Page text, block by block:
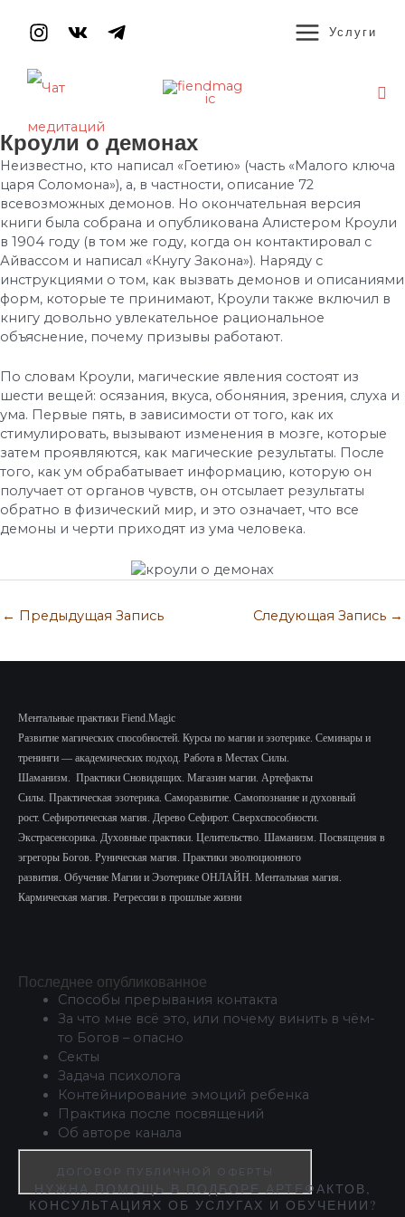
содержимому
Услуги
Кроули о демонах
Неизвестно, кто написал «Гоетию» (часть «Малого ключа
царя Соломона»), а, в частности, описание 72
всевозможных демонов. Но окончательная версия
книги была собрана и опубликована Алистером Кроули
в 1904 году (в том же году, когда он контактировал с
Айвассом и написал «Кнугу Закона»). Наряду с
инструкциями о том, как вызвать демонов и описаниями
форм, которые те принимают, Кроули также включил в
книгу довольно увлекательное рациональное
объяснение, почему призывы работают.
По словам Кроули, магические явления состоят из
шести вещей: осязания, вкуса, обоняния, зрения, слуха и
ума. Первые пять, в зависимости от того, как их
стимулировать, вызывают изменения в мозге, которые
затем проявляются, как магические результаты. После
того, как ум обрабатывает информацию, которую он
получает от органов чувств, он отсылает результаты
обратно в физический мир, и это означает, что все
демоны и черти приходят из ума человека.
Навигация
по
записям
← Предыдущая Запись Следующая Запись →
Ментальные практики Fiend.Magic
Развитие магических способностей. Курсы по магии и эзотерике. Семинары и
тренинги — академических подход. Работа в Местах Силы.
Шаманизм. Практики Сновидящих. Магазин магии. Артефакты
Силы. Практическая эзотерика. Саморазвитие. Самопознание и духовный
рост. Сефиротическая магия. Дерево Сефирот. Сверхспособности.
Экстрасенсорика. Духовные практики. Целительство. Шаманизм. Посвящения в
эгрегоры Богов. Руническая магия. Практики эволюционного
развития. Обучение Магии и Эзотерике ОНЛАЙН. Ментальная магия.
Кармическая магия. Регрессии в прошлые жизни
Последнее опубликованное
Способы прерывания контакта
За что мне всё это, или почему винить в чём-
то Богов – опасно
Секты
Задача психолога
Контейнирование эмоций ребенка
Практика после посвящений
Об авторе канала
ДОГОВОР ПУБЛИЧНОЙ ОФЕРТЫ
НУЖНА ПОМОЩЬ В ПОДБОРЕ АРТЕФАКТОВ,
КОНСУЛЬТАЦИЯХ ОБ УСЛУГАХ И ОБУЧЕНИИ?